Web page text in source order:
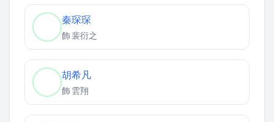
秦琛琛
飾裴衍之
胡希凡
飾雲翔